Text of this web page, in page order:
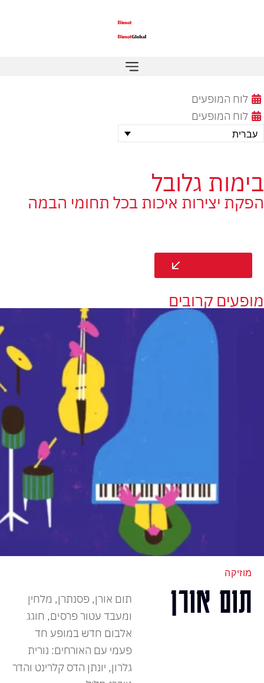
לוח המופעים
לוח המופעים
עברית
בימות גלובל
הפקת יצירות איכות בכל תחומי הבמה
מופעים קרובים
מוזיקה
תום אורן
תום אורן, פסנתרן, מלחין
ומעבד עטור פרסים, חוגג
אלבום חדש במופע חד
פעמי עם האורחים: נורית
גלרון, יונתן הדס קלרינט והדר